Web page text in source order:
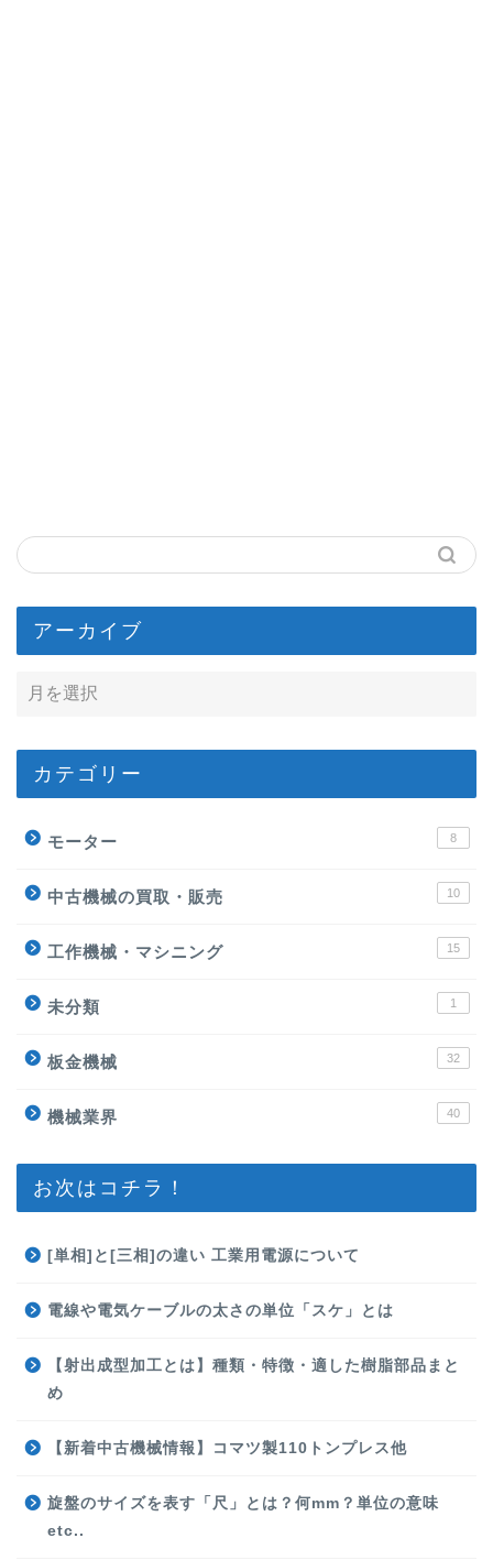
アーカイブ
カテゴリー
モーター 8
中古機械の買取・販売 10
工作機械・マシニング 15
未分類 1
板金機械 32
機械業界 40
お次はコチラ！
[単相]と[三相]の違い 工業用電源について
電線や電気ケーブルの太さの単位「スケ」とは
【射出成型加工とは】種類・特徴・適した樹脂部品まと
め
【新着中古機械情報】コマツ製110トンプレス他
旋盤のサイズを表す「尺」とは？何mm？単位の意味
etc..